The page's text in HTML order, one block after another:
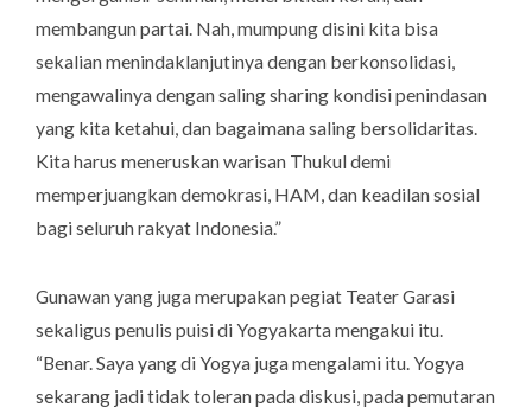
membangun partai. Nah, mumpung disini kita bisa
sekalian menindaklanjutinya dengan berkonsolidasi,
mengawalinya dengan salingsharing kondisi penindasan
yang kita ketahui, dan bagaimana saling bersolidaritas.
Kita harus meneruskan warisan Thukul demi
memperjuangkan demokrasi, HAM, dan keadilan sosial
bagi seluruh rakyat Indonesia.”
Gunawan yang juga merupakan pegiat Teater Garasi
sekaligus penulis puisi di Yogyakarta mengakui itu.
“Benar. Saya yang di Yogya juga mengalami itu. Yogya
sekarang jadi tidak toleran pada diskusi, pada pemutaran